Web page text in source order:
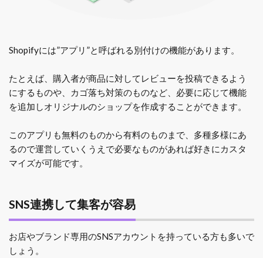
Shopifyには”アプリ”と呼ばれる別付けの機能があります。
たとえば、購入者が商品に対してレビューを投稿できるよう
にするものや、カゴ落ち対策のものなど、必要に応じて機能
を追加しオリジナルのショップを作成することができます。
このアプリも無料のものから有料のものまで、多種多様にあ
るので運営していくうえで必要なものがあれば好きにカスタ
マイズが可能です。
SNS連携して集客が容易
お店やブランド専用のSNSアカウントを持っている方も多いで
しょう。